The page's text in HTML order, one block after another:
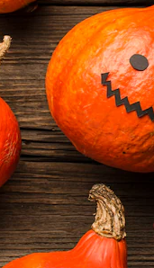
2026Freepik Company